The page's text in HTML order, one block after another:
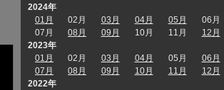
2024年
01月
02月 03月 04月 05月
06月
07月
08月 09月 10月 11月
12月
2023年
01月
02月 03月 04月 05月
06月
07月
08月 09月 10月 11月
12月
2022年